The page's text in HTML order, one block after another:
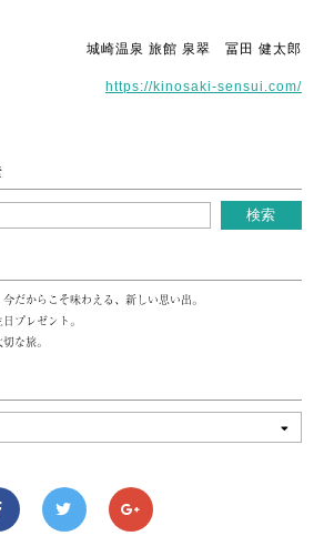
城崎温泉 旅館 泉翠 冨田 健太郎
https://kinosaki-sensui.com/
だからこそ味わえる、新しい思い出。
プレゼント。
な旅。